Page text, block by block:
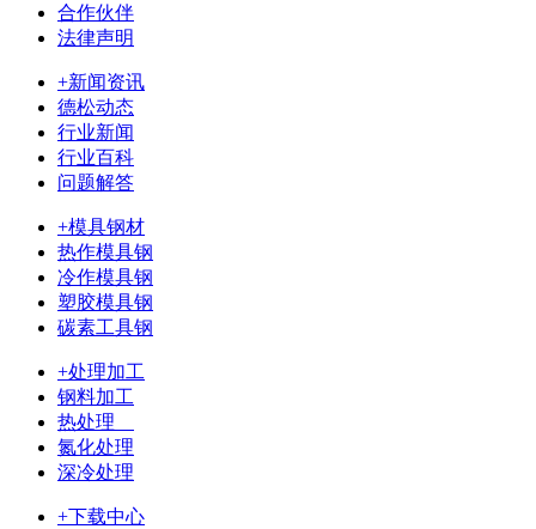
合作伙伴
法律声明
+新闻资讯
德松动态
行业新闻
行业百科
问题解答
+模具钢材
热作模具钢
冷作模具钢
塑胶模具钢
碳素工具钢
+处理加工
钢料加工
热处理
氮化处理
深冷处理
+下载中心